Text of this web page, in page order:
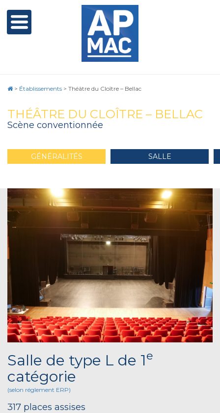
> Établissements > Théâtre du Cloître – Bellac
THÉÂTRE DU CLOÎTRE – BELLAC
Scène conventionnée
GÉNÉRALITÉS SALLE
Salle de type L de 1e
catégorie
(selon réglement ERP)
317 places assises